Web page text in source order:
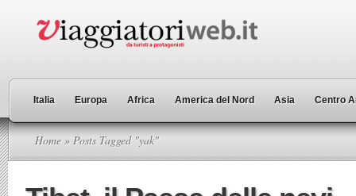
Italia Europa Africa America del Nord Asia Centro
Home » Posts Tagged "yak"